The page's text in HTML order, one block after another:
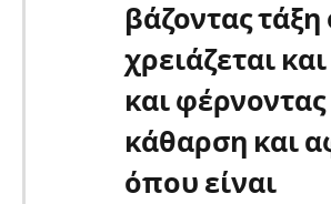
βάζοντας
χρειάζεται
και φέρνοντας
κάθαρση και
όπου είναι